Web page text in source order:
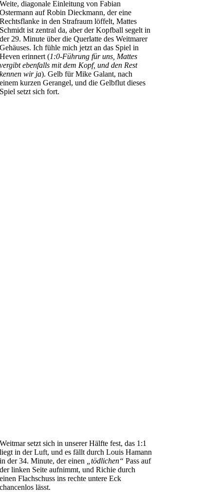
Weite, diagonale Einleitung von Fabian
Ostermann auf Robin Dieckmann, der eine
Rechtsflanke in den Strafraum löffelt, Mattes
Schmidt ist zentral da, aber der Kopfball segelt in
der 29. Minute über die Querlatte des Weitmarer
Gehäuses. Ich fühle mich jetzt an das Spiel in
Heven erinnert (1:0-Führung für uns, Mattes
vergibt ebenfalls mit dem Kopf, und den Rest
kennen wir ja). Gelb für Mike Galant, nach
einem kurzen Gerangel, und die Gelbflut dieses
Spiel setzt sich fort.
Weitmar setzt sich in unserer Hälfte fest, das 1:1
liegt in der Luft, und es fällt durch Louis Hamann
in der 34. Minute, der einen
„tödlichen“ Pass auf
der linken Seite aufnimmt, und Richie durch
einen Flachschuss ins rechte untere Eck
chancenlos lässt.